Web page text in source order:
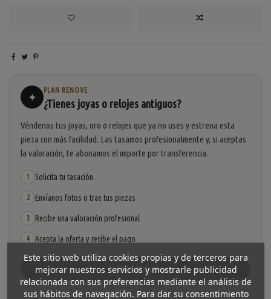
✦
PLAN RENOVE
¿Tienes joyas o relojes antiguos?
Véndenos tus joyas, oro o relojes que ya no uses y estrena esta
pieza con más facilidad. Las tasamos profesionalmente y, si aceptas
la valoración, te abonamos el importe por transferencia.
1 Solicita tu tasación
2 Envíanos fotos o trae tus piezas
3 Recibe una valoración profesional
4 Acepta la oferta y recibe el pago
Solicitar tasación
Ver cómo funciona
Este sitio web utiliza cookies propias y de terceros para
mejorar nuestros servicios y mostrarle publicidad
relacionada con sus preferencias mediante el análisis de
sus hábitos de navegación. Para dar su consentimiento